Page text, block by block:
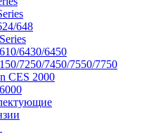
648
6430/6450
7250/7450/7550/7750
CES 2000